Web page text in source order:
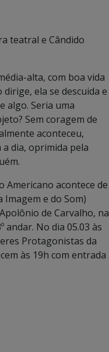
teatral e Cândido
alta, com boa vida
ela se descuida e
algo. Seria uma
Sem coragem de
aconteceu,
dia, oprimida pela
Americano acontece de
Imagem e do Som)
de Carvalho, na
andar. No dia 05.03 às
Protagonistas da
às 19h com entrada